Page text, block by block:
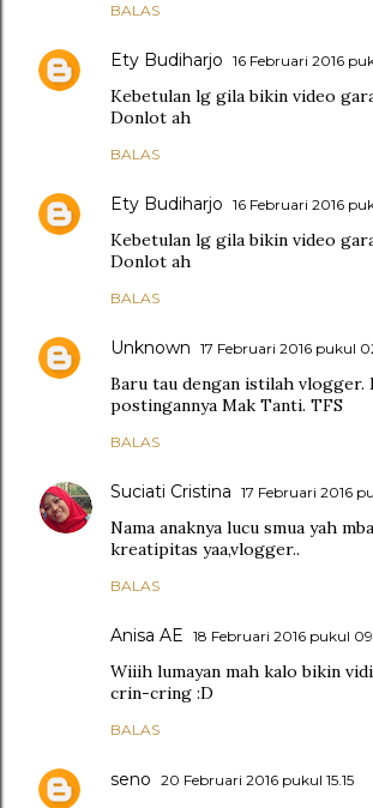
BALAS
Ety Budiharjo 16 Februari 2016
Kebetulan lg gila bikin video
Donlot ah
BALAS
Ety Budiharjo 16 Februari 2016
Kebetulan lg gila bikin video
Donlot ah
BALAS
Unknown 17 Februari 2016 pukul
Baru tau dengan istilah vlogger.
postingannya Mak Tanti. TFS
BALAS
Suciati Cristina 17 Februari 2016
Nama anaknya lucu smua yah
kreatipitas yaa,vlogger..
BALAS
Anisa AE 18 Februari 2016 pukul
Wiiih lumayan mah kalo bikin
crin-cring :D
BALAS
seno 20 Februari 2016 pukul 15.15